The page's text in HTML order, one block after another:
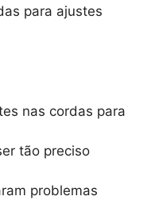
para ajustes
nas cordas para
tão preciso
problemas